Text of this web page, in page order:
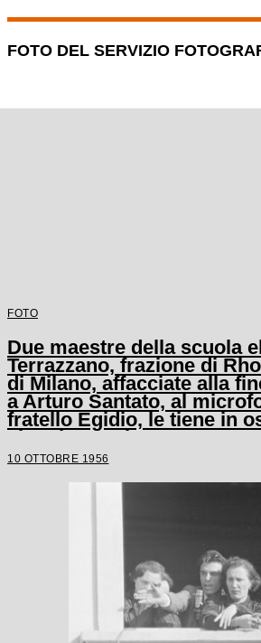
FOTO DEL SERVIZIO
FOTO
Due maestre della scuola
Terrazzano, frazione di
di Milano, affacciate alla
a Arturo Santato, al
fratello Egidio, le tiene in
alunni e un'altra maestra
10 OTTOBRE 1956